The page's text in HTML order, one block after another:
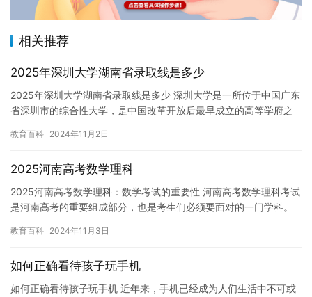
相关推荐
2025年深圳大学湖南省录取线是多少
2025年深圳大学湖南省录取线是多少 深圳大学是一所位于中国广东
省深圳市的综合性大学，是中国改革开放后最早成立的高等学府之
教育百科 2024年11月2日
2025河南高考数学理科
2025河南高考数学理科：数学考试的重要性 河南高考数学理科考试
是河南高考的重要组成部分，也是考生们必须要面对的一门学科。
教育百科 2024年11月3日
如何正确看待孩子玩手机
如何正确看待孩子玩手机 近年来，手机已经成为人们生活中不可或